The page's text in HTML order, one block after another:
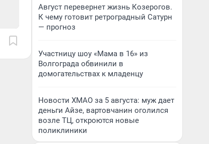
Август перевернет жизнь Козерогов.
К чему готовит ретроградный Сатурн
— прогноз
Участницу шоу «Мама в 16» из
Волгограда обвинили в
домогательствах к младенцу
Новости ХМАО за 5 августа: муж дает
деньги Айзе, вартовчанин оголился
возле ТЦ, откроются новые
поликлиники